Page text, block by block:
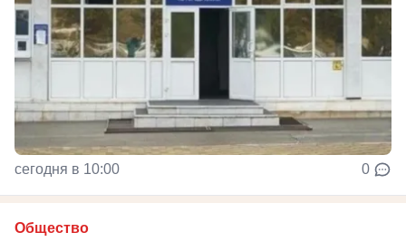
сегодня в 10:00 0
Общество